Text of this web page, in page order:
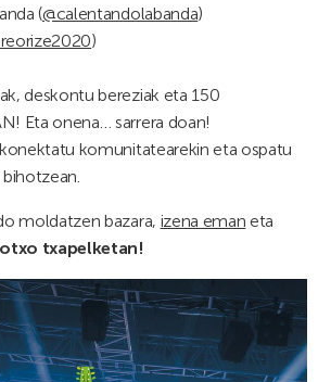
(@calentandolabanda)
)
deskontu bereziak eta 150
Eta onena… sarrera doan!
komunitatearekin eta ospatu
moldatzen bazara, izena eman eta
txapelketan!